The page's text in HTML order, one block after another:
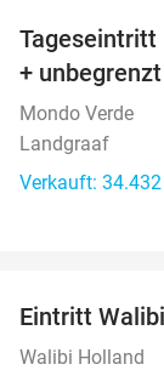
Tageseintritt
+
Mondo Verde
Landgraaf
Verkauft: 34.432
Eintritt
Walibi Holland